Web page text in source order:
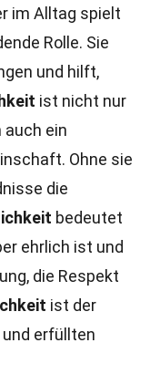
im Alltag spielt
Rolle. Sie
und hilft,
ist nicht nur
auch ein
Ohne sie
die
bedeutet
ehrlich ist und
die Respekt
ist der
erfüllten